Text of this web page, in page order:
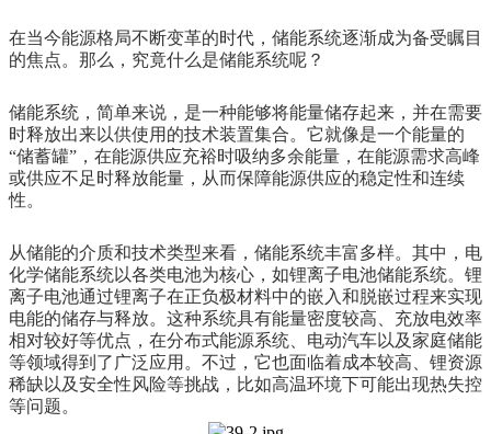
在当今能源格局不断变革的时代，储能系统逐渐成为备受瞩目
的焦点。那么，究竟什么是储能系统呢？
储能系统，简单来说，是一种能够将能量储存起来，并在需要
时释放出来以供使用的技术装置集合。它就像是一个能量的
“储蓄罐”，在能源供应充裕时吸纳多余能量，在能源需求高峰
或供应不足时释放能量，从而保障能源供应的稳定性和连续
性。
从储能的介质和技术类型来看，储能系统丰富多样。其中，电
化学储能系统以各类电池为核心，如锂离子电池储能系统。锂
离子电池通过锂离子在正负极材料中的嵌入和脱嵌过程来实现
电能的储存与释放。这种系统具有能量密度较高、充放电效率
相对较好等优点，在分布式能源系统、电动汽车以及家庭储能
等领域得到了广泛应用。不过，它也面临着成本较高、锂资源
稀缺以及安全性风险等挑战，比如高温环境下可能出现热失控
等问题。